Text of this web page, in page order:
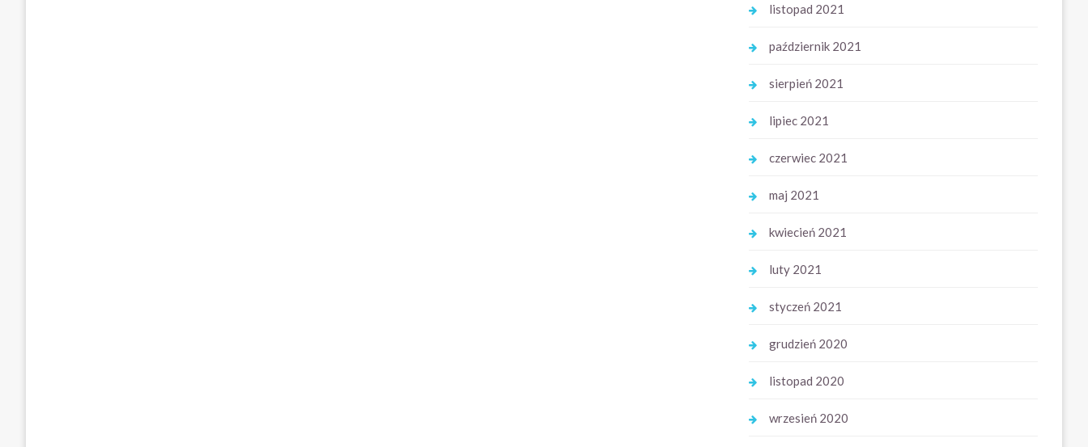
listopad 2021
październik 2021
sierpień 2021
lipiec 2021
czerwiec 2021
maj 2021
kwiecień 2021
luty 2021
styczeń 2021
grudzień 2020
listopad 2020
wrzesień 2020